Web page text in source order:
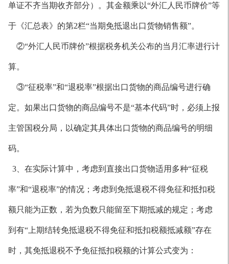
单证不齐当期收齐部分）。其金额乘以“外汇人民币牌价”等
于《汇总表》的第2栏“当期免抵退出口货物销售额”。
②“外汇人民币牌价”根据税务机关公布的当月汇率进行计
算。
③“征税率”和“退税率”根据出口货物的商品编号进行确
定。如果出口货物的商品编号不是“基本代码”时，必须上报
主管国税分局，以确定其具体出口货物的商品编号的明细
码。
3、在实际计算中，考虑到直接出口货物适用多种“征税
率”和“退税率”的情况；考虑到免抵退税不得免征和抵扣税
额只能为正数，若为负数只能留至下期抵减的规定；考虑
到有“上期结转免抵退税不得免征和抵扣税额抵减额”存在
时，其免抵退税不予免征抵扣税额的计算公式变为：